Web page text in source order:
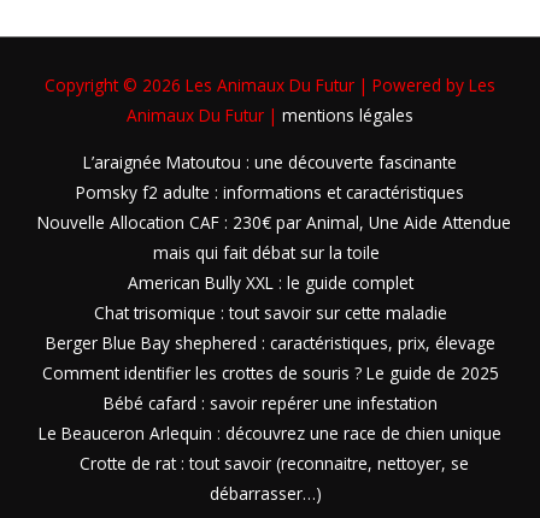
Copyright © 2026 Les Animaux Du Futur | Powered by Les
Animaux Du Futur | mentions légales
L’araignée Matoutou : une découverte fascinante
Pomsky f2 adulte : informations et caractéristiques
Nouvelle Allocation CAF : 230€ par Animal, Une Aide Attendue
mais qui fait débat sur la toile
American Bully XXL : le guide complet
Chat trisomique : tout savoir sur cette maladie
Berger Blue Bay shephered : caractéristiques, prix, élevage
Comment identifier les crottes de souris ? Le guide de 2025
Bébé cafard : savoir repérer une infestation
Le Beauceron Arlequin : découvrez une race de chien unique
Crotte de rat : tout savoir (reconnaitre, nettoyer, se
débarrasser…)